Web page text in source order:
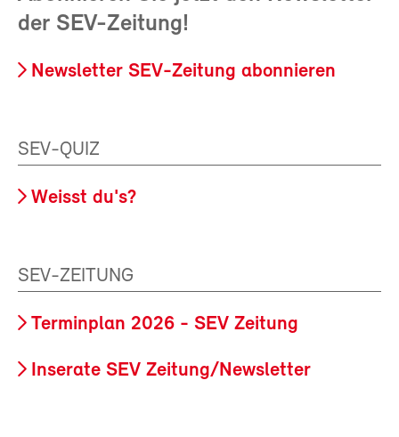
der SEV-Zeitung!
Newsletter SEV-Zeitung abonnieren
SEV-QUIZ
Weisst du's?
SEV-ZEITUNG
Terminplan 2026 - SEV Zeitung
Inserate SEV Zeitung/Newsletter